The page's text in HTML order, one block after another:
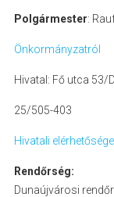
Polgármester:
Önkormányzatról
Hivatal: Fő utca 53/D.
25/505-403
Hivatali
Rendőrség:
Dunaújvárosi